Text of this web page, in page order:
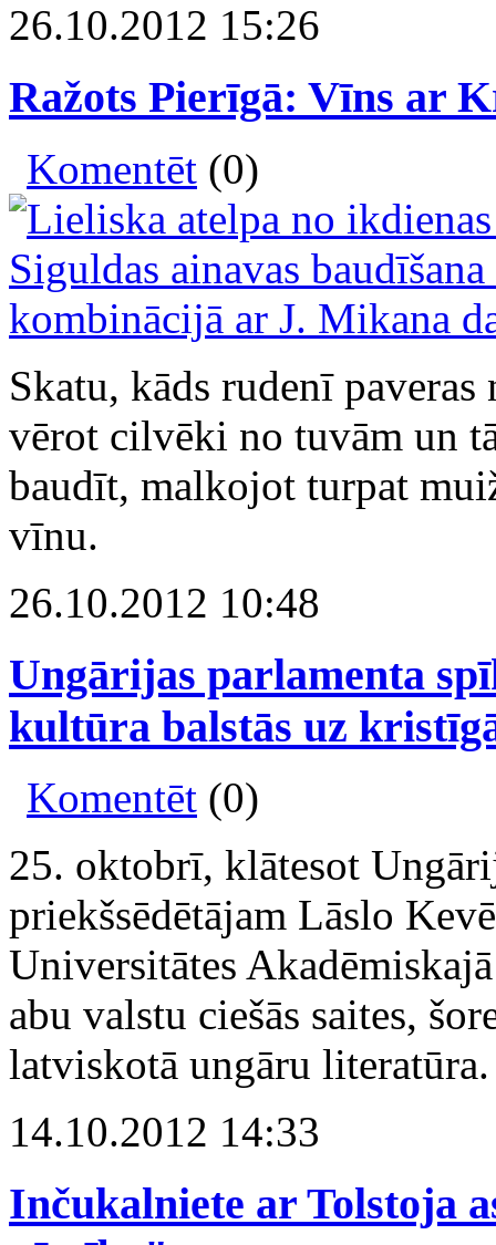
26.10.2012 15:26
Ražots Pierīgā: Vīns ar
Komentēt (0)
Skatu, kāds rudenī
vērot cilvēki no tuvām un
baudīt, malkojot turpat
vīnu.
26.10.2012 10:48
Ungārijas parlamenta
kultūra balstās uz
Komentēt (0)
25. oktobrī, klātesot
priekšsēdētājam Lāslo
Universitātes
abu valstu ciešās saites,
latviskotā ungāru literatūra.
14.10.2012 14:33
Inčukalniete ar Tolstoja